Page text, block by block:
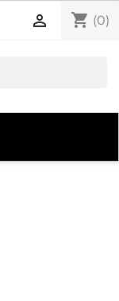
shopping_cart (0)
